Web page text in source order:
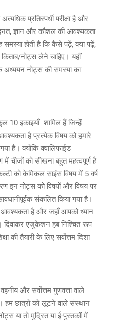
प्रतिस्पर्धी परीक्षा है और
ज्ञान और कौशल की आवश्यकता
समस्या होती है कि कैसे पढ़ें, क्या पढ़ें,
नोट्स लेने चाहिए। यहाँ
अध्ययन नोट्स की समस्या का
10 इकाइयाँ शामिल हैं जिन्हें
है प्रत्येक विषय को हमारे
है। क्‍योंकि क्‍वालिफाईड
चीजों को सीखना बहुत महत्वपूर्ण है
को केमिकल साइंस विषय में 5 वर्ष
इन नोट्स को विषयों और विषय पर
संकलित किया गया है।
है और जहाँ आपको ध्यान
एजुकेशन हब निश्चित रूप
तैयारी के लिए सर्वोत्तम दिशा
और सर्वोत्तम गुणवत्ता वाले
हम छात्रों को लूटने वाले संस्थान
या तो मुद्रित या ई-पुस्तकों में